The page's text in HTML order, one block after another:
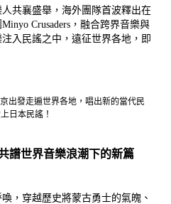
共襄盛舉，海外團隊首波釋出在
Crusaders，融合跨界音樂與
入民謠之中，遠征世界各地，即
出發走遍世界各地，唱出新的當代民
日本民謠！
譜世界音樂浪潮下的新篇
，穿越歷史將蒙古勇士的氣魄、